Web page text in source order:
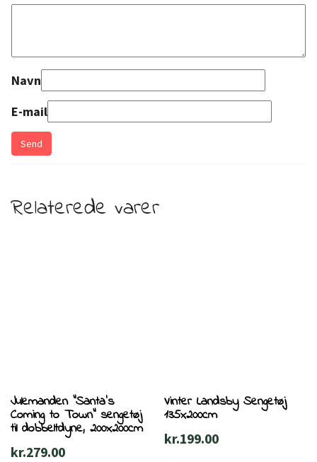
Navn
E-mail
Relaterede varer
Julemanden ”Santa’s
Coming to Town” sengetøj
til dobbeltdyne, 200x200cm
kr.279.00
Vinter Landsby Sengetøj
135x200cm
kr.199.00